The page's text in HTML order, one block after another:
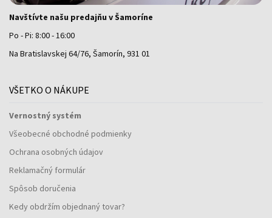
Navštívte našu predajňu v Šamoríne
Po - Pi: 8:00 - 16:00
Na Bratislavskej 64/76, Šamorín, 931 01
VŠETKO O NÁKUPE
Vernostný systém
Všeobecné obchodné podmienky
Ochrana osobných údajov
Reklamačný formulár
Spôsob doručenia
Kedy obdržím objednaný tovar?